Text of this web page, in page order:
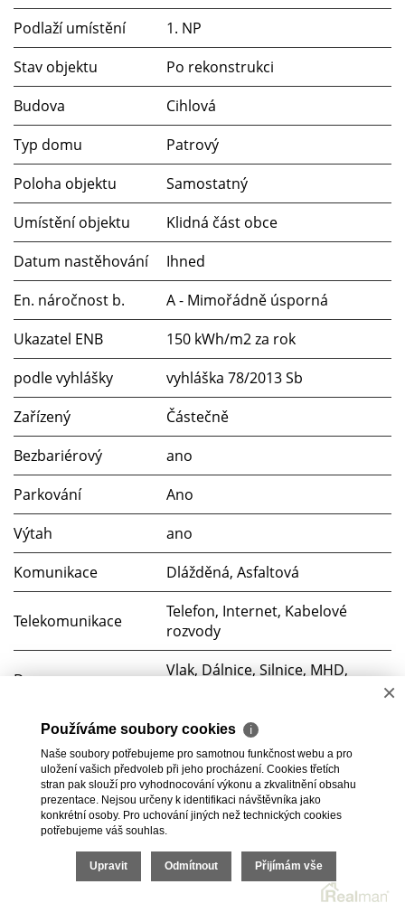
Podlaží umístění
1. NP
Stav objektu
Po rekonstrukci
Budova
Cihlová
Typ domu
Patrový
Poloha objektu
Samostatný
Umístění objektu
Klidná část obce
Datum nastěhování
Ihned
En. náročnost b.
A - Mimořádně úsporná
Ukazatel ENB
150 kWh/m2 za rok
podle vyhlášky
vyhláška 78/2013 Sb
Zařízený
Částečně
Bezbariérový
ano
Parkování
Ano
Výtah
ano
Komunikace
Dlážděná, Asfaltová
Telekomunikace
Telefon, Internet, Kabelové
rozvody
Doprava
Vlak, Dálnice, Silnice, MHD,
Voda
Dálkový vodovod
Elektřina
230V
Odpad
Veřejná kanalizace
2026 © BC Commerce s.r.o., všechna práva vyhrazena |
Povinně zveřejňované informace
Realitní SWRealman
×
Používáme soubory cookies ℹ
Naše soubory potřebujeme pro samotnou funkčnost webu a pro
uložení vašich předvoleb při jeho procházení. Cookies třetích
stran pak slouží pro vyhodnocování výkonu a zkvalitnění obsahu
prezentace. Nejsou určeny k identifikaci návštěvníka jako
konkrétní osoby. Pro uchování jiných než technických cookies
potřebujeme váš souhlas.
Upravit Odmítnout Přijímám vše